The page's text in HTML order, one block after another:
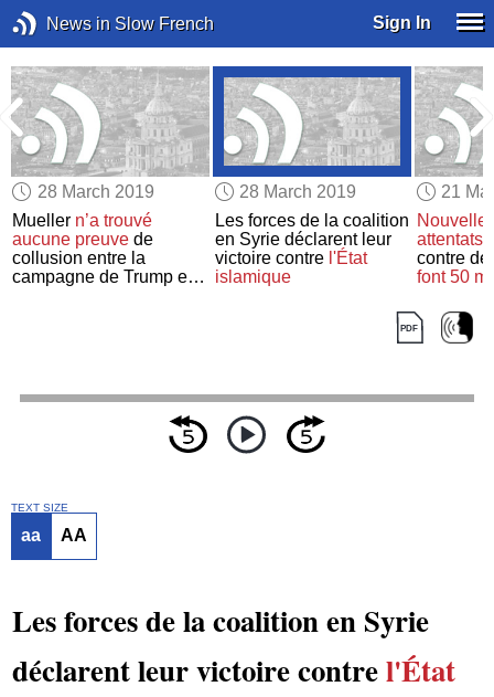
News in Slow French Sign In
28 March 2019
Mueller n’a trouvé
aucune preuve de
collusion entre la
campagne de Trump et
28 March 2019
Les forces de la coalition
en Syrie déclarent leur
victoire contre l'État
islamique
21
attentats
contre
font 50
TEXT SIZE
aa AA
Les forces de la coalition en Syrie
déclarent leur victoire contrel'État